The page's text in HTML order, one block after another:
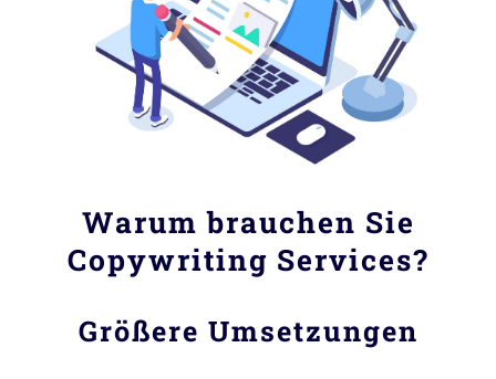
Warum brauchen Sie
Copywriting Services?
Größere Umsetzungen